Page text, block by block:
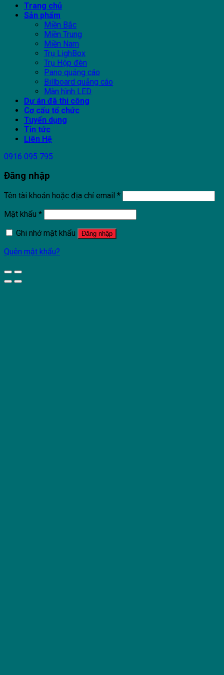
Trang chủ
Sản phẩm
Miền Bắc
Miền Trung
Miền Nam
Trụ LighBox
Trụ Hộp đèn
Pano quảng cáo
Billboard quảng cáo
Màn hình LED
Dự án đã thi công
Cơ cấu tổ chức
Tuyển dụng
Tin tức
Liên Hệ
0916 095 795
Đăng nhập
Tên tài khoản hoặc địa chỉ email *
Mật khẩu *
Ghi nhớ mật khẩu
Đăng nhập
Quên mật khẩu?